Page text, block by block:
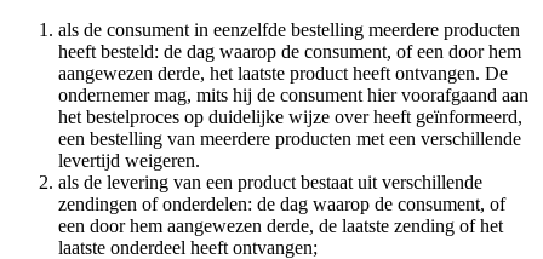
als de consument in eenzelfde bestelling meerdere producten
heeft besteld: de dag waarop de consument, of een door hem
aangewezen derde, het laatste product heeft ontvangen. De
ondernemer mag, mits hij de consument hier voorafgaand aan
het bestelproces op duidelijke wijze over heeft geïnformeerd,
een bestelling van meerdere producten met een verschillende
levertijd weigeren.
als de levering van een product bestaat uit verschillende
zendingen of onderdelen: de dag waarop de consument, of
een door hem aangewezen derde, de laatste zending of het
laatste onderdeel heeft ontvangen;